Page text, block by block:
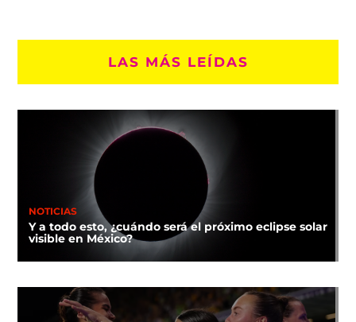
LAS MÁS LEÍDAS
NOTICIAS
Y a todo esto, ¿cuándo será el próximo eclipse solar
visible en México?